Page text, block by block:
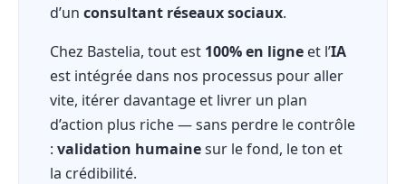
d’un consultant réseaux sociaux.
Chez Bastelia, tout est 100% en ligne et l’IA
est intégrée dans nos processus pour aller
vite, itérer davantage et livrer un plan
d’action plus riche — sans perdre le contrôle
: validation humainesur le fond, le ton et
la crédibilité.